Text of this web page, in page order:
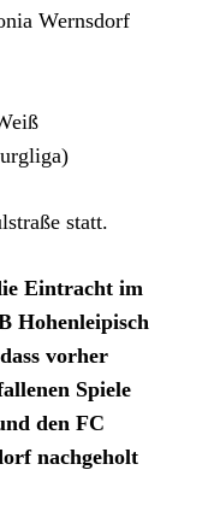
Wernsdorf
statt.
Eintracht im
Hohenleipisch
vorher
Spiele
den FC
nachgeholt